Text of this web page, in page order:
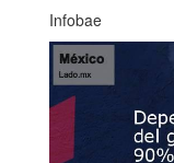
Infobae